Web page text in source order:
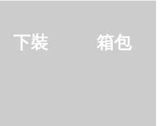
下裝 箱包